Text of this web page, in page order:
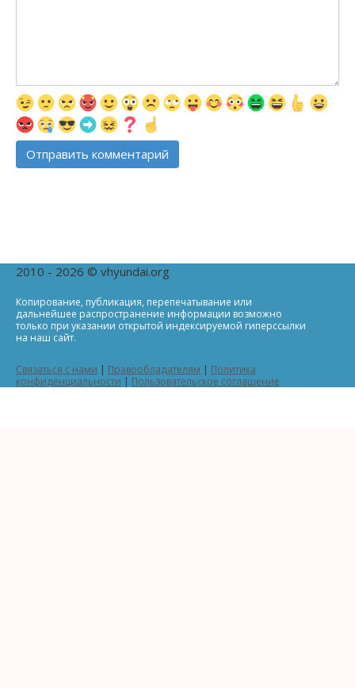
2010 - 2026 © vhyundai.org
Копирование, публикация, перепечатывание или
дальнейшее распространение информации возможно
только при указании открытой индексируемой гиперссылки
на наш сайт.
Связаться с нами | Правообладателям | Политика
конфиденциальности | Пользовательское соглашение